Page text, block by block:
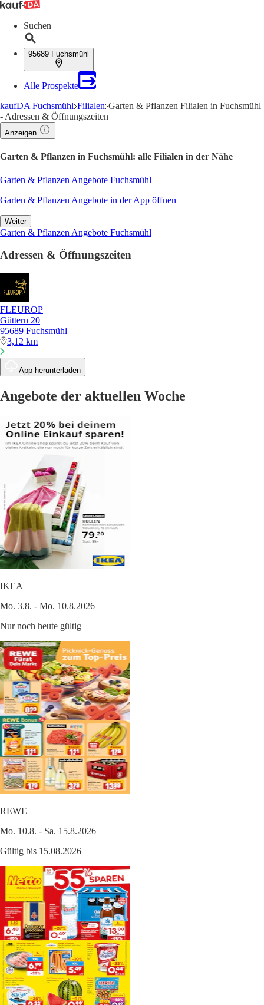
Suchen
95689 Fuchsmühl
Alle Prospekte
kaufDA Fuchsmühl Filialen Garten & Pflanzen Filialen in Fuchsmühl
- Adressen & Öffnungszeiten
Anzeigen
Garten & Pflanzen in Fuchsmühl: alle Filialen in der Nähe
Garten & Pflanzen Angebote Fuchsmühl
Garten & Pflanzen Angebote in der App öffnen
Weiter
Garten & Pflanzen Angebote Fuchsmühl
Adressen & Öffnungszeiten
FLEUROP
Güttern 20
95689 Fuchsmühl
3,12 km
App herunterladen
Angebote der aktuellen Woche
IKEA
Mo. 3.8. - Mo. 10.8.2026
Nur noch heute gültig
REWE
Mo. 10.8. - Sa. 15.8.2026
Gültig bis 15.08.2026